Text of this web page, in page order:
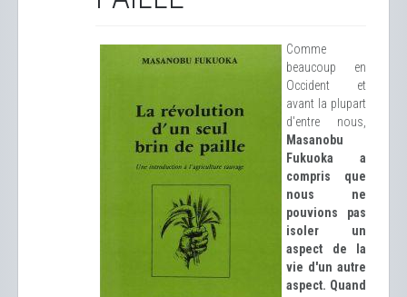
Comme
beaucoup en
Occident et
avant la plupart
d'entre nous,
Masanobu
Fukuoka a
compris que
nous ne
pouvions pas
isoler un
aspect de la
vie d'un autre
aspect. Quand